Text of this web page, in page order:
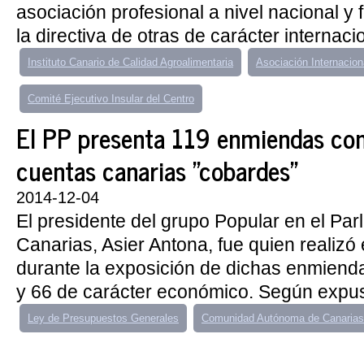
asociación profesional a nivel nacional y
la directiva de otras de carácter
Instituto Canario de Calidad Agroalimentaria Asociación
Comité Ejecutivo Insular del Centro
El PP presenta 119 enmiendas
cuentas canarias "cobardes"
2014-12-04
El presidente del grupo Popular en el
Canarias, Asier Antona, fue quien realizó
durante la exposición de dichas
y 66 de carácter económico. Según
Ley de Presupuestos Generales Comunidad Autónoma de Canarias